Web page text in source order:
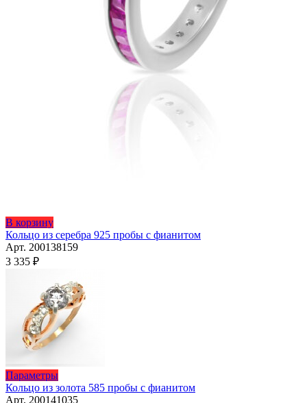
В корзинуЭтот
товар
имеет
Опции
можно
выбрать
на
странице
товара.
Кольцо из серебра 925 пробы с фианитом
Арт. 200138159
3 335 ₽
ПараметрыЭтот
товар
имеет
Кольцо из золота 585 пробы с фианитом
Арт. 200141035